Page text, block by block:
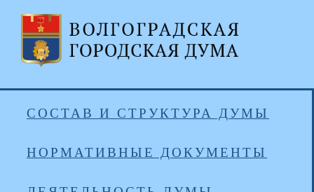
СОСТАВ И СТРУКТУРА ДУМЫ
НОРМАТИВНЫЕ ДОКУМЕНТЫ